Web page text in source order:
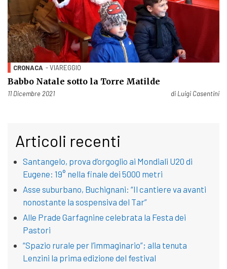
CRONACA - VIAREGGIO
Babbo Natale sotto la Torre Matilde
Pubblicato il
11 Dicembre 2021 di Luigi Casentini
Articoli recenti
Santangelo, prova d’orgoglio ai Mondiali U20 di
Eugene: 19° nella finale dei 5000 metri
Asse suburbano, Buchignani: “Il cantiere va avanti
nonostante la sospensiva del Tar”
Alle Prade Garfagnine celebrata la Festa dei
Pastori
“Spazio rurale per l’immaginario”; alla tenuta
Lenzini la prima edizione del festival